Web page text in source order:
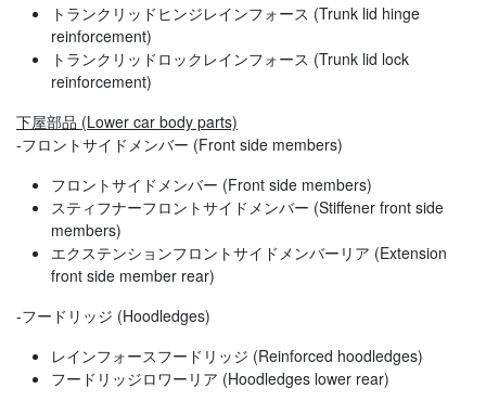
トランクリッドヒンジレインフォース (Trunk lid hinge
reinforcement)
トランクリッドロックレインフォース (Trunk lid lock
reinforcement)
下屋部品 (Lower car body parts)
-フロントサイドメンバー (Front side members)
フロントサイドメンバー (Front side members)
スティフナーフロントサイドメンバー (Stiffener front side
members)
エクステンションフロントサイドメンバーリア (Extension
front side member rear)
-フードリッジ (Hoodledges)
レインフォースフードリッジ (Reinforced hoodledges)
フードリッジロワーリア (Hoodledges lower rear)